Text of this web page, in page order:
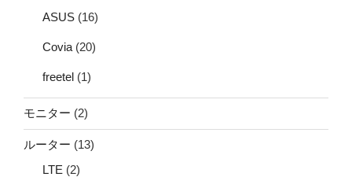
ASUS (16)
Covia (20)
freetel (1)
モニター (2)
ルーター (13)
LTE (2)